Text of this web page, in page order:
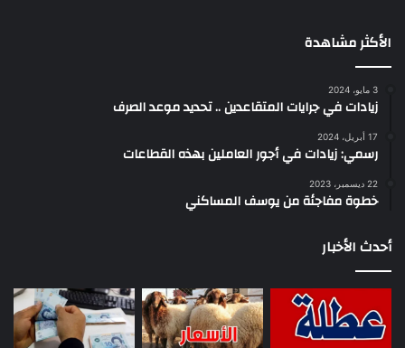
الأكثر مشاهدة
3 مايو، 2024
زيادات في جرايات المتقاعدين .. تحديد موعد الصرف
17 أبريل، 2024
رسمي: زيادات في أجور العاملين بهذه القطاعات
22 ديسمبر، 2023
خطوة مفاجئة من يوسف المساكني
أحدث الأخبار